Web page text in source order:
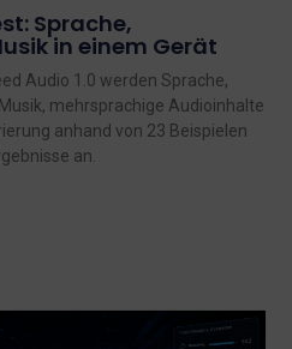
Sprache,
in einem Gerät
Audio 1.0 werden Sprache,
mehrsprachige Audioinhalte
anhand von 23 Beispielen
an.